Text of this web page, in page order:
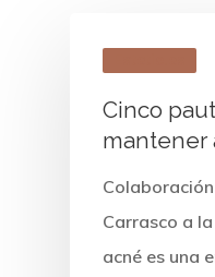
Cinco
mantener
Carrasco a
acné es una